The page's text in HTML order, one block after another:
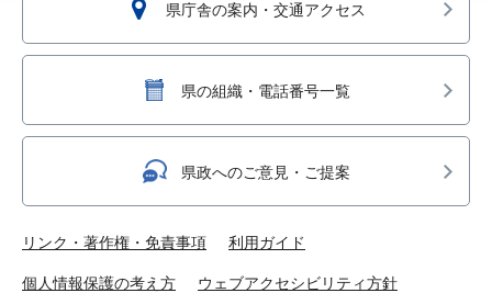
県庁舎の案内・交通アクセス
県の組織・電話番号一覧
県政へのご意見・ご提案
リンク・著作権・免責事項 利用ガイド
個人情報保護の考え方 ウェブアクセシビリティ方針